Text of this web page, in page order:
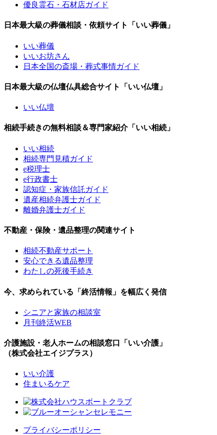
優良霊石・石材店ガイド
日本最大級の葬儀相談・依頼サイト「いい葬儀」
いい葬儀
いいお坊さん
日本全国の斎場・葬式事情ガイド
日本最大級の仏壇仏具総合サイト「いい仏壇」
いい仏壇
相続手続きの無料相談＆専門家紹介「いい相続」
いい相続
相続専門見積ガイド
e税理士
e行政書士
認知症・家族信託ガイド
遺産相続弁護士ガイド
離婚弁護士ガイド
不動産・保険・遺品整理の関連サイト
相続不動産サポート
安心できる遺品整理
わたしの死後手続き
今、求められている「終活情報」を幅広く発信
シニアと家族の相談室
月刊終活WEB
介護施設・老人ホームの相談窓口「いい介護」
（株式会社エイジプラス）
いい介護
住まいるケア
プライバシーポリシー